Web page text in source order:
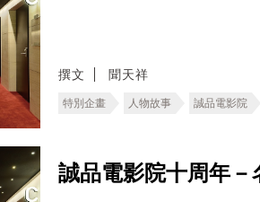
撰文 聞天祥
特別企畫 人物故事 誠品電影院
誠品電影院十周年